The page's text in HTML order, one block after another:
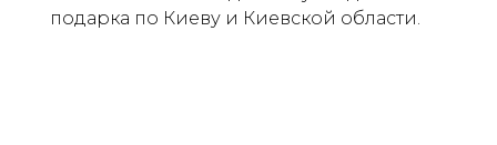
подарка по Киеву и Киевской области.